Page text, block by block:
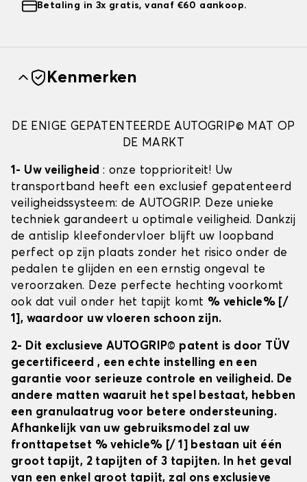
Betaling in 3x gratis, vanaf €60 aankoop.
Kenmerken
DE ENIGE GEPATENTEERDE AUTOGRIP© MAT OP
DE MARKT
1- Uw veiligheid : onze topprioriteit! Uw
transportband heeft een exclusief gepatenteerd
veiligheidssysteem: de AUTOGRIP. Deze unieke
techniek garandeert u optimale veiligheid. Dankzij
de antislip kleefondervloer blijft uw loopband
perfect op zijn plaats zonder het risico onder de
pedalen te glijden en een ernstig ongeval te
veroorzaken. Deze perfecte hechting voorkomt
ook dat vuil onder het tapijt komt % vehicle% [/
1], waardoor uw vloeren schoon zijn.
2- Dit exclusieve AUTOGRIP© patent is door TÜV
gecertificeerd, een echte instelling en een
garantie voor serieuze controle en veiligheid. De
andere matten waaruit het spel bestaat, hebben
een granulaatrug voor betere ondersteuning.
Afhankelijk van uw gebruiksmodel zal uw
fronttapetset % vehicle% [/ 1] bestaan uit één
groot tapijt, 2 tapijten of 3 tapijten. In het geval
van een enkel groot tapijt, zal ons exclusieve